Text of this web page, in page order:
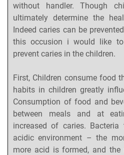
without handler. Though
ultimately determine the
Indeed caries can be
this occusion i would like
prevent caries in the children.
First, Children consume food
habits in children greatly
Consumption of food and
between meals and at
increased of caries.
acidic environment – the
more acid is formed, and the